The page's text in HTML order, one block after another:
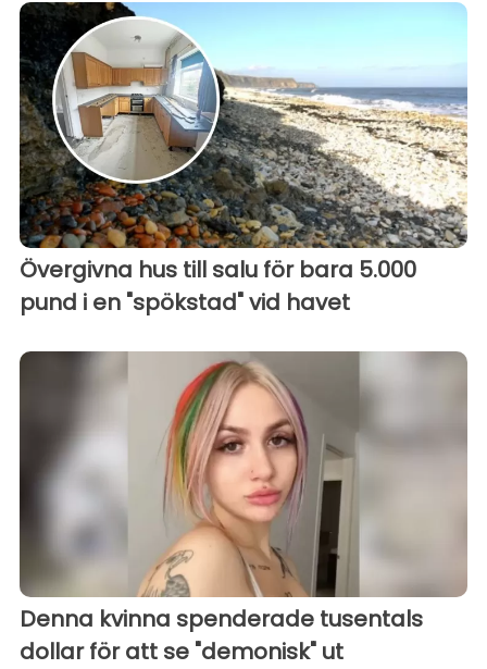
Övergivna hus till salu för bara 5.000
pund i en "spökstad" vid havet
Denna kvinna spenderade tusentals
dollar för att se "demonisk" ut